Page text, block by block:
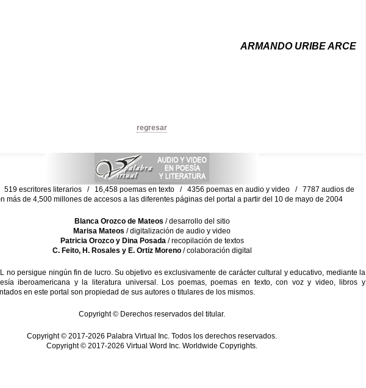
ARMANDO URIBE ARCE
regresar
escritores literarios / 16,458 poemas en texto / 4356 poemas en audio y video / 7787 audios de
más de 4,500 millones de accesos a las diferentes páginas del portal a partir del 10 de mayo de 2004
Blanca Orozco de Mateos / desarrollo del sitio
Marisa Mateos / digitalización de audio y video
Patricia Orozco y Dina Posada/ recopilación de textos
C. Feito, H. Rosales y E. Ortiz Moreno/ colaboración digital
no persigue ningún fin de lucro. Su objetivo es exclusivamente de carácter cultural y educativo, mediante la
iberoamericana y la literatura universal. Los poemas, poemas en texto, con voz y video, libros y
en este portal son propiedad de sus autores o titulares de los mismos.
Copyright © Derechos reservados del titular.
Copyright © 2017-2026 Palabra Virtual Inc. Todos los derechos reservados.
Copyright © 2017-2026 Virtual Word Inc. Worldwide Copyrights.